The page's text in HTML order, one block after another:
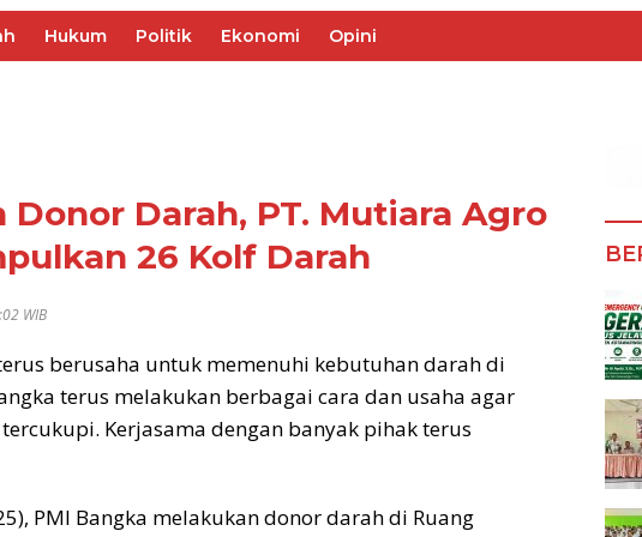
Hukum Politik Ekonomi Opini
Donor Darah, PT. Mutiara Agro
26 Kolf Darah
WIB
berusaha untuk memenuhi kebutuhan darah di
terus melakukan berbagai cara dan usaha agar
Kerjasama dengan banyak pihak terus
PMI Bangka melakukan donor darah di Ruang